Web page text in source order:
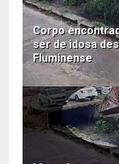
Corpo
ser de idosa
Fluminense